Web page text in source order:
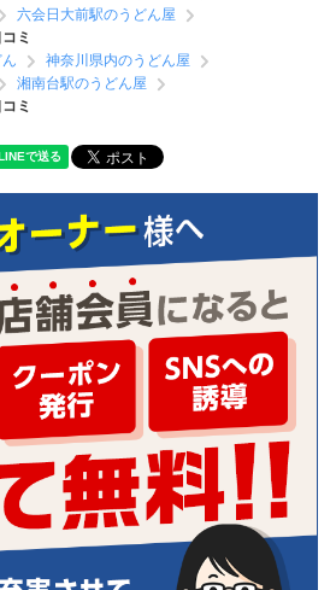
六会日大前駅のうどん屋
コミ
神奈川県内のうどん屋
湘南台駅のうどん屋
コミ